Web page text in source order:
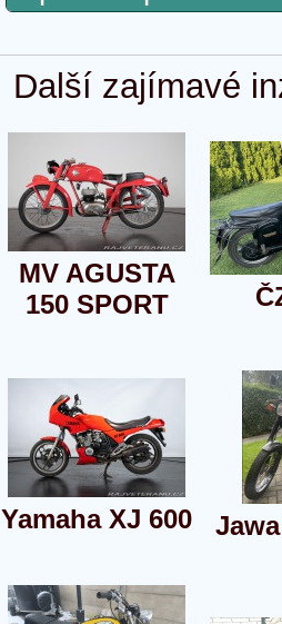
Další zajímavé
MV AGUSTA
150 SPORT
Yamaha XJ 600